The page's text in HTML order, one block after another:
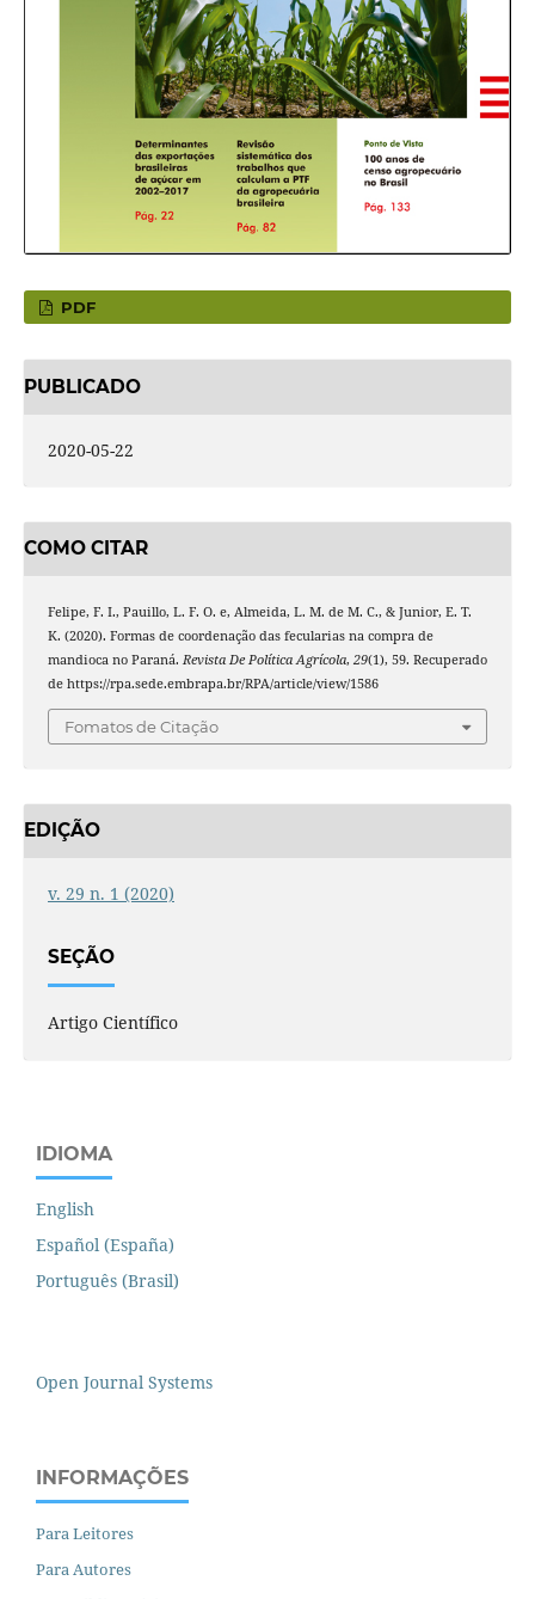
PDF
PUBLICADO
2020-05-22
COMO CITAR
Felipe, F. I., Pauillo, L. F. O. e, Almeida, L. M. de M. C., & Junior, E. T.
K. (2020). Formas de coordenação das fecularias na compra de
mandioca no Paraná. Revista De Política Agrícola, 29(1), 59. Recuperado
de https://rpa.sede.embrapa.br/RPA/article/view/1586
Fomatos de Citação
EDIÇÃO
v. 29 n. 1 (2020)
SEÇÃO
Artigo Científico
IDIOMA
English
Español (España)
Português (Brasil)
Open Journal Systems
INFORMAÇÕES
Para Leitores
Para Autores